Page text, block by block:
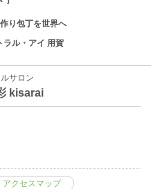
り包丁を世界へ
ラル・アイ 用賀
サロン
kisarai
アクセスマップ